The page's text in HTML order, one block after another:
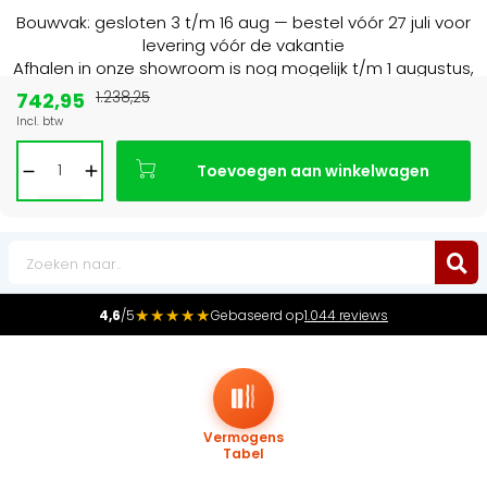
Bouwvak: gesloten 3 t/m 16 aug — bestel vóór 27 juli voor
levering vóór de vakantie
Afhalen in onze showroom is nog mogelijk t/m 1 augustus,
4,6/5★★★★★Gebaseerd op1.044 reviews
Vermogens
Tabel
742,95
Incl. btw
1.238,25
Toevoegen aan winkelwagen